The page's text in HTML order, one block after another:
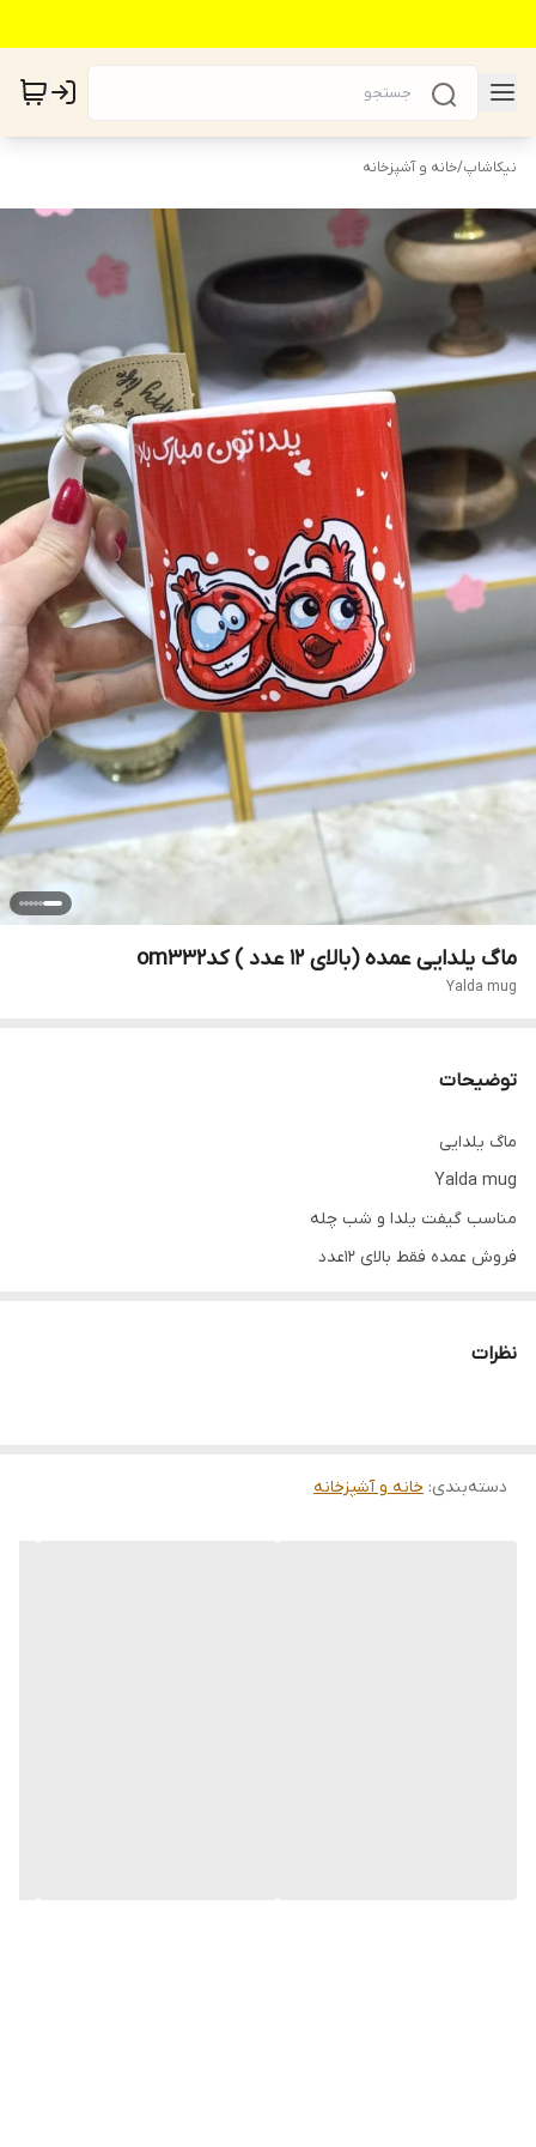
نیکاشاپ/خانه و آشپزخانه
ماگ یلدایی عمده (بالای ۱۲ عدد ) کدom332
Yalda mug
توضیحات
ماگ یلدایی
Yalda mug
مناسب گیفت یلدا و شب چله
فروش عمده فقط بالای ۱۲عدد
نظرات
دسته‌بندی: خانه و آشپزخانه